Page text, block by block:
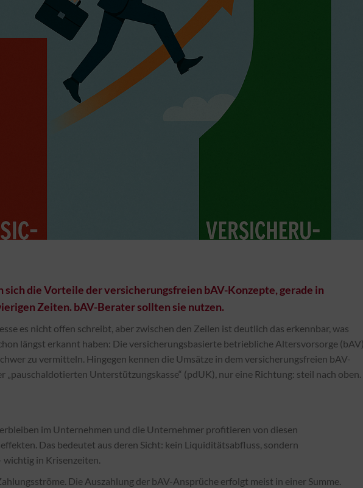
sich die Vorteile der versicherungsfreien bAV-Konzepte, gerade in
Zeiten. bAV-Berater sollten sie nutzen.
es nicht offen schreibt, aber zwischen den Zeilen ist deutlich das erkennbar, was
längst erkannt haben: Die versicherungsbasierte betriebliche Altersvorsorge
zu vermitteln. Hingegen kennen die Umsätze in dem versicherungsfreien bAV-
„pauschaldotierten Unterstützungskasse“ (pdUK), nur eine Richtung: steil nach oben.
im Unternehmen und die Unternehmer profitieren von diesen
Das bedeutet aus deren Sicht: kein Liquiditätsabfluss, sondern
wichtig in Krisenzeiten.
Die Auszahlung der bAV-Ansprüche erfolgt meist in einer Summe.